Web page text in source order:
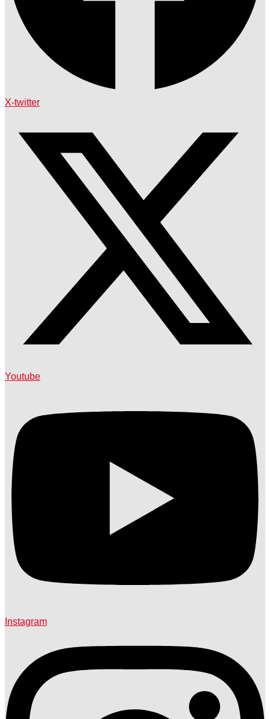
X-twitter
Youtube
Instagram